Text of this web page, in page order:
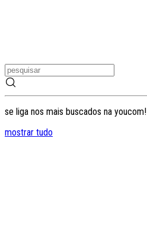
se liga nos mais buscados na youcom!
mostrar tudo